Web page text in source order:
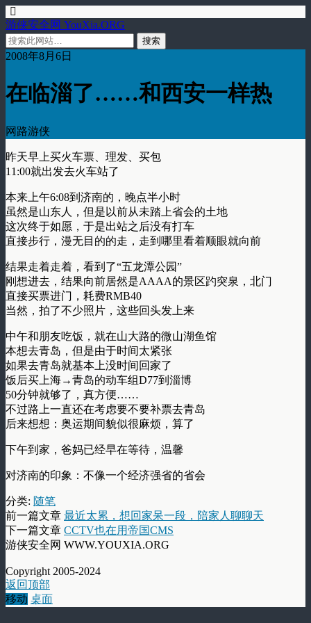
游侠安全网 YouXia.ORG
2008年8月6日
在临淄了……和西安一样热
网路游侠
昨天早上买火车票、理发、买包
11:00就出发去火车站了
本来上午6:08到济南的，晚点半小时
虽然是山东人，但是以前从未踏上省会的土地
这次终于如愿，于是出站之后没有打车
直接步行，漫无目的的走，走到哪里看着顺眼就向前
结果走着走着，看到了“五龙潭公园”
刚想进去，结果向前居然是AAAA的景区趵突泉，北门
直接买票进门，耗费RMB40
当然，拍了不少照片，这些回头发上来
中午和朋友吃饭，就在山大路的微山湖鱼馆
本想去青岛，但是由于时间太紧张
如果去青岛就基本上没时间回家了
饭后买上海→青岛的动车组D77到淄博
50分钟就够了，真方便……
不过路上一直还在考虑要不要补票去青岛
后来想想：奥运期间貌似很麻烦，算了
下午到家，爸妈已经早在等待，温馨
对济南的印象：不像一个经济强省的省会
分类: 随笔
前一篇文章 最近太累，想回家呆一段，陪家人聊聊天
下一篇文章 CCTV也在用帝国CMS
游侠安全网 WWW.YOUXIA.ORG
Copyright 2005-2024
返回顶部
移动 桌面